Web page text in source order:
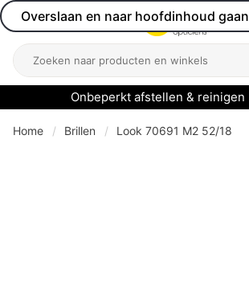
Overslaan en naar hoofdinhoud gaan
Open menu
Zoeken
Onbeperkt afstellen & reinigen
Home Brillen Look 70691 M2 52/18